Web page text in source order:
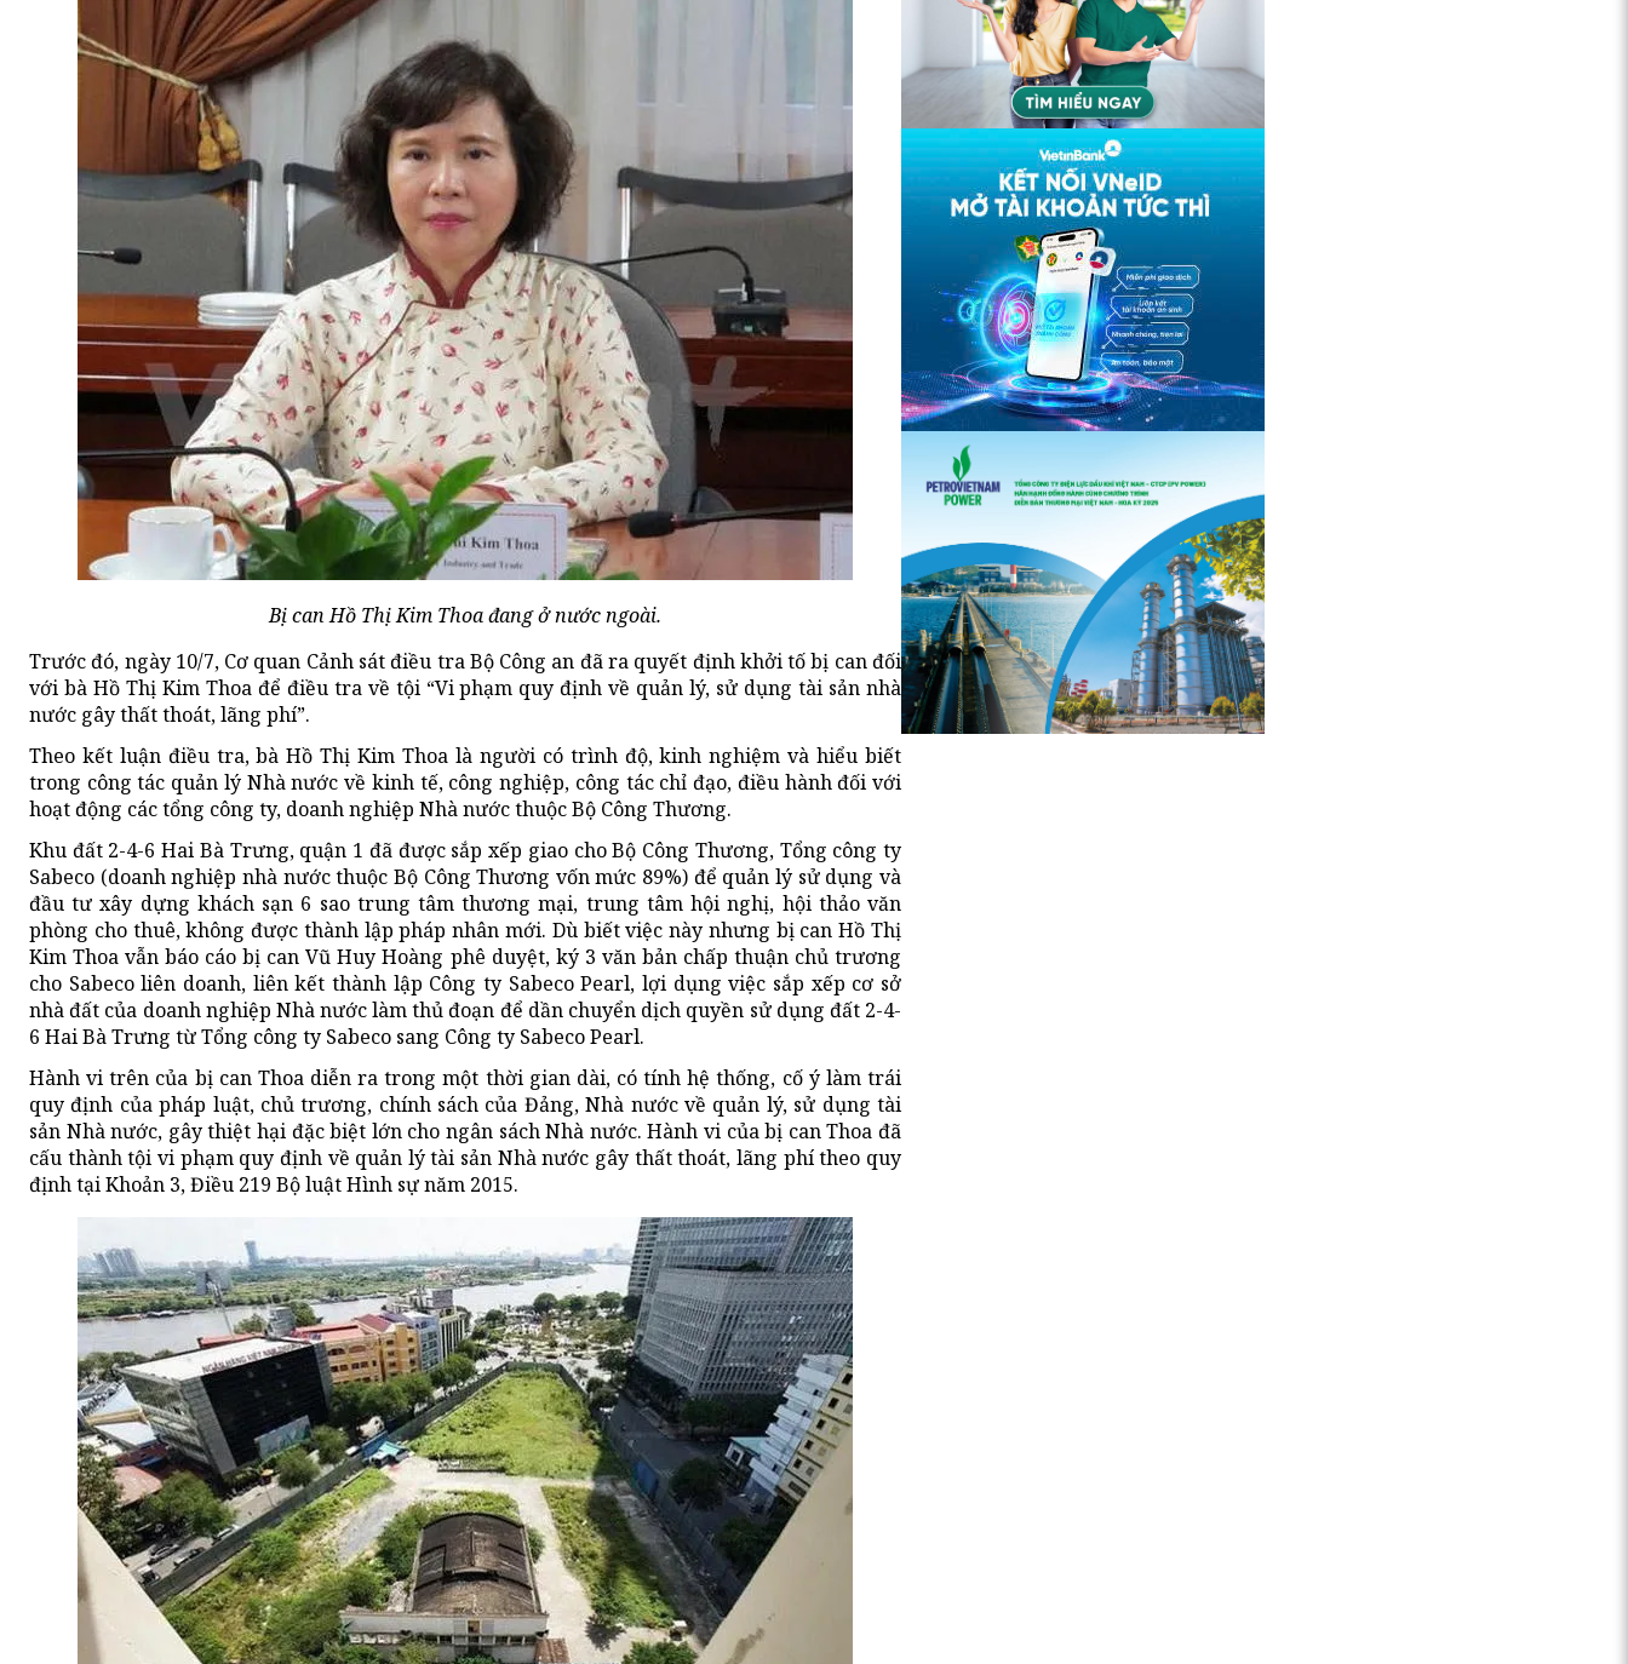
Bị can Hồ Thị Kim Thoa đang ở nước ngoài.
Trước đó, ngày 10/7, Cơ quan Cảnh sát điều tra Bộ Công an đã ra quyết định khởi tố bị can đối
với bà Hồ Thị Kim Thoa để điều tra về tội “Vi phạm quy định về quản lý, sử dụng tài sản nhà
nước gây thất thoát, lãng phí”.
Theo kết luận điều tra, bà Hồ Thị Kim Thoa là người có trình độ, kinh nghiệm và hiểu biết
trong công tác quản lý Nhà nước về kinh tế, công nghiệp, công tác chỉ đạo, điều hành đối với
hoạt động các tổng công ty, doanh nghiệp Nhà nước thuộc Bộ Công Thương.
Khu đất 2-4-6 Hai Bà Trưng, quận 1 đã được sắp xếp giao cho Bộ Công Thương, Tổng công ty
Sabeco (doanh nghiệp nhà nước thuộc Bộ Công Thương vốn mức 89%) để quản lý sử dụng và
đầu tư xây dựng khách sạn 6 sao trung tâm thương mại, trung tâm hội nghị, hội thảo văn
phòng cho thuê, không được thành lập pháp nhân mới. Dù biết việc này nhưng bị can Hồ Thị
Kim Thoa vẫn báo cáo bị can Vũ Huy Hoàng phê duyệt, ký 3 văn bản chấp thuận chủ trương
cho Sabeco liên doanh, liên kết thành lập Công ty Sabeco Pearl, lợi dụng việc sắp xếp cơ sở
nhà đất của doanh nghiệp Nhà nước làm thủ đoạn để dần chuyển dịch quyền sử dụng đất 2-4-
6 Hai Bà Trưng từ Tổng công ty Sabeco sang Công ty Sabeco Pearl.
Hành vi trên của bị can Thoa diễn ra trong một thời gian dài, có tính hệ thống, cố ý làm trái
quy định của pháp luật, chủ trương, chính sách của Đảng, Nhà nước về quản lý, sử dụng tài
sản Nhà nước, gây thiệt hại đặc biệt lớn cho ngân sách Nhà nước. Hành vi của bị can Thoa đã
cấu thành tội vi phạm quy định về quản lý tài sản Nhà nước gây thất thoát, lãng phí theo quy
định tại Khoản 3, Điều 219 Bộ luật Hình sự năm 2015.